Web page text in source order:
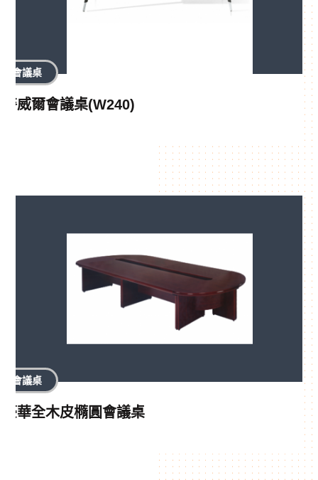
會議桌
麥威爾會議桌(W240)
會議桌
豪華全木皮橢圓會議桌